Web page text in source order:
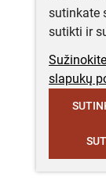
sutinkate
sutikti ir
slapukų